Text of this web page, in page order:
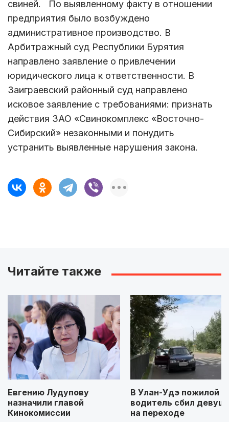
свиней. По выявленному факту в отношении
предприятия было возбуждено
административное производство. В
Арбитражный суд Республики Бурятия
направлено заявление о привлечении
юридического лица к ответственности. В
Заиграевский районный суд направлено
исковое заявление с требованиями: признать
действия ЗАО «Свинокомплекс «Восточно-
Сибирский» незаконными и понудить
устранить выявленные нарушения закона.
Читайте также
Евгению Лудупову
назначили главой
Кинокомиссии
В Улан-Удэ пожилой
водитель сбил
на переходе